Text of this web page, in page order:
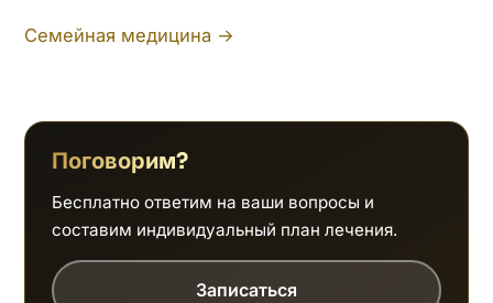
Семейная медицина →
Поговорим?
Бесплатно ответим на ваши вопросы и
составим индивидуальный план лечения.
Записаться